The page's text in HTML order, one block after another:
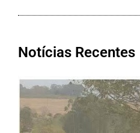
Notícias Recentes